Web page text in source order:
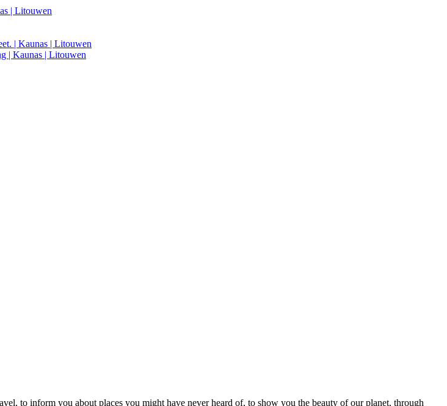
to inform you about places you might have never heard of, to show you the beauty of our planet, through